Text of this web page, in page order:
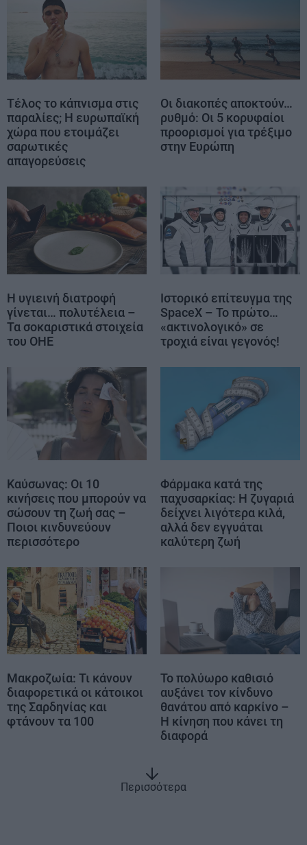
Τέλος το κάπνισμα στις
παραλίες; Η ευρωπαϊκή
χώρα που ετοιμάζει
σαρωτικές
απαγορεύσεις
Οι διακοπές αποκτούν…
ρυθμό: Οι 5 κορυφαίοι
προορισμοί για τρέξιμο
στην Ευρώπη
Η υγιεινή διατροφή
γίνεται… πολυτέλεια –
Τα σοκαριστικά στοιχεία
του ΟΗΕ
Ιστορικό επίτευγμα της
SpaceX – Το πρώτο…
«ακτινολογικό» σε
τροχιά είναι γεγονός!
Καύσωνας: Οι 10
κινήσεις που μπορούν να
σώσουν τη ζωή σας –
Ποιοι κινδυνεύουν
περισσότερο
Φάρμακα κατά της
παχυσαρκίας: Η ζυγαριά
δείχνει λιγότερα κιλά,
αλλά δεν εγγυάται
καλύτερη ζωή
Μακροζωία: Τι κάνουν
διαφορετικά οι κάτοικοι
της Σαρδηνίας και
φτάνουν τα 100
Το πολύωρο καθισιό
αυξάνει τον κίνδυνο
θανάτου από καρκίνο –
Η κίνηση που κάνει τη
διαφορά
Περισσότερα